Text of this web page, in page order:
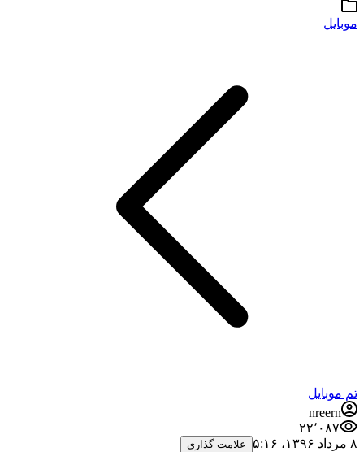
موبایل
تم موبایل
nreern
۲۲٬۰۸۷
۸ مرداد ۱۳۹۶،‏ ۵:۱۶
علامت گذاری